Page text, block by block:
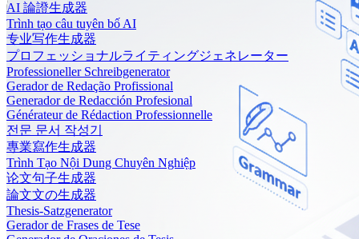
AI 論證生成器
Trình tạo câu tuyên bố AI
专业写作生成器
プロフェッショナルライティングジェネレーター
Professioneller Schreibgenerator
Gerador de Redação Profissional
Generador de Redacción Profesional
Générateur de Rédaction Professionnelle
전문 문서 작성기
專業寫作生成器
Trình Tạo Nội Dung Chuyên Nghiệp
论文句子生成器
論文文の生成器
Thesis-Satzgenerator
Gerador de Frases de Tese